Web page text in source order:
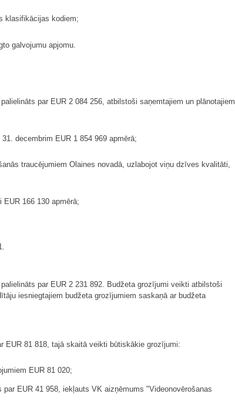
klasifikācijas kodiem;
galvojumu apjomu.
par EUR 2 084 256, atbilstoši saņemtajiem un plānotajiem
decembrim EUR 1 854 969 apmērā;
traucējumiem Olaines novadā, uzlabojot viņu dzīves kvalitāti,
166 130 apmērā;
par EUR 2 231 892. Budžeta grozījumi veikti atbilstoši
iesniegtajiem budžeta grozījumiem saskaņā ar budžeta
EUR 81 818, tajā skaitā veikti būtiskākie grozījumi:
EUR 81 020;
par EUR 41 958, iekļauts VK aizņēmums "Videonovērošanas